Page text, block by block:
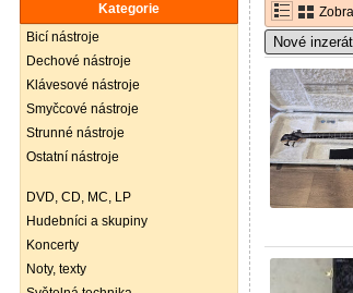
Kategorie
Bicí nástroje
Dechové nástroje
Klávesové nástroje
Smyčcové nástroje
Strunné nástroje
Ostatní nástroje
DVD, CD, MC, LP
Hudebníci a skupiny
Koncerty
Noty, texty
Nové